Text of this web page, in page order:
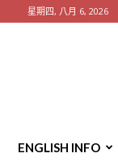
星期四, 八月 6, 2026
ENGLISH INFO